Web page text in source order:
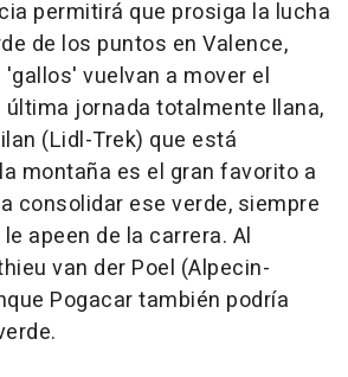
permitirá que prosiga la lucha
de los puntos en Valence,
vuelvan a mover el
última jornada totalmente llana,
(Lidl-Trek) que está
montaña es el gran favorito a
consolidar ese verde, siempre
apeen de la carrera. Al
van der Poel (Alpecin-
Pogacar también podría